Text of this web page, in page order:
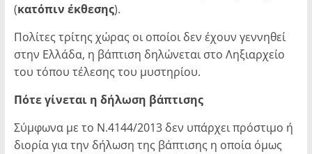
(κατόπιν έκθεσης).
Πολίτες τρίτης χώρας οι οποίοι δεν έχουν γεννηθεί
στην Ελλάδα, η βάπτιση δηλώνεται στο Ληξιαρχείο
του τόπου τέλεσης του μυστηρίου.
Πότε γίνεται η δήλωση βάπτισης
Σύμφωνα με το Ν.4144/2013 δεν υπάρχει πρόστιμο ή
διορία για την δήλωση της βάπτισης η οποία όμως